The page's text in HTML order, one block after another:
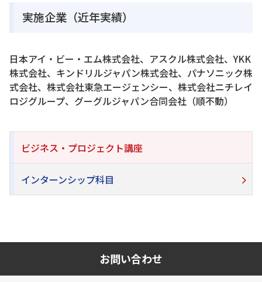
実施企業（近年実績）
日本アイ・ビー・エム株式会社、アスクル株式会社、YKK
株式会社、キンドリルジャパン株式会社、パナソニック株
式会社、株式会社東急エージェンシー、株式会社ニチレイ
ロジグループ、グーグルジャパン合同会社（順不動）
ビジネス・プロジェクト講座
インターンシップ科目
お問い合わせ